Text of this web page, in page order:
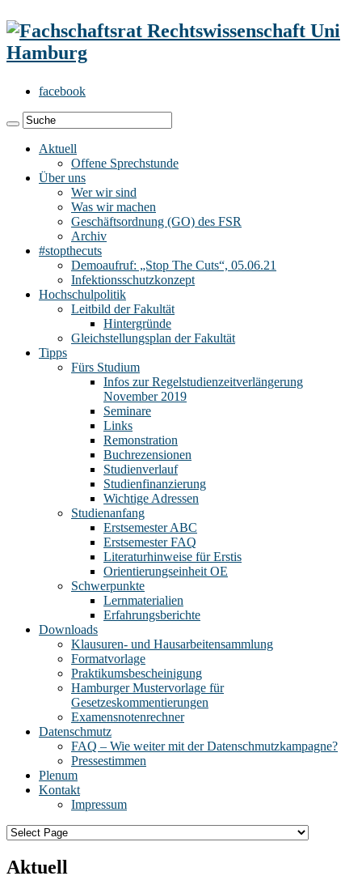
facebook
Aktuell
Offene Sprechstunde
Über uns
Wer wir sind
Was wir machen
Geschäftsordnung (GO) des FSR
Archiv
#stopthecuts
Demoaufruf: „Stop The Cuts“, 05.06.21
Infektionsschutzkonzept
Hochschulpolitik
Leitbild der Fakultät
Hintergründe
Gleichstellungsplan der Fakultät
Tipps
Fürs Studium
Infos zur Regelstudienzeitverlängerung
November 2019
Seminare
Links
Remonstration
Buchrezensionen
Studienverlauf
Studienfinanzierung
Wichtige Adressen
Studienanfang
Erstsemester ABC
Erstsemester FAQ
Literaturhinweise für Erstis
Orientierungseinheit OE
Schwerpunkte
Lernmaterialien
Erfahrungsberichte
Downloads
Klausuren- und Hausarbeitensammlung
Formatvorlage
Praktikumsbescheinigung
Hamburger Mustervorlage für
Gesetzeskommentierungen
Examensnotenrechner
Datenschmutz
FAQ – Wie weiter mit der Datenschmutzkampagne?
Pressestimmen
Plenum
Kontakt
Impressum
Aktuell